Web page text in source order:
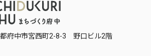
府中市宮西町2-8-3 野口ビル2階